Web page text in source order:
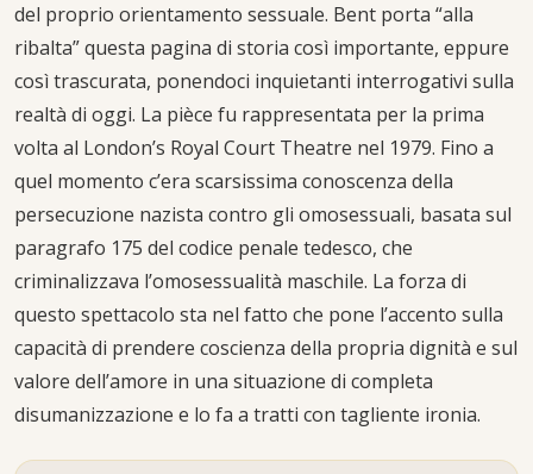
del proprio orientamento sessuale. Bent porta “alla
ribalta” questa pagina di storia così importante, eppure
così trascurata, ponendoci inquietanti interrogativi sulla
realtà di oggi. La pièce fu rappresentata per la prima
volta al London’s Royal Court Theatre nel 1979. Fino a
quel momento c’era scarsissima conoscenza della
persecuzione nazista contro gli omosessuali, basata sul
paragrafo 175 del codice penale tedesco, che
criminalizzava l’omosessualità maschile. La forza di
questo spettacolo sta nel fatto che pone l’accento sulla
capacità di prendere coscienza della propria dignità e sul
valore dell’amore in una situazione di completa
disumanizzazione e lo fa a tratti con tagliente ironia.